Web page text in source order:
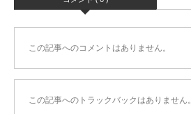
この記事へのコメントはありません。
この記事へのトラックバックはありません。